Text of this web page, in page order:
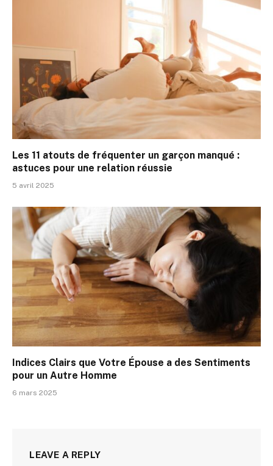
Les 11 atouts de fréquenter un garçon manqué :
astuces pour une relation réussie
5 avril 2025
Indices Clairs que Votre Épouse a des Sentiments
pour un Autre Homme
6 mars 2025
LEAVE A REPLY